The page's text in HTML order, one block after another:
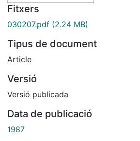
Fitxers
030207.pdf (2.24 MB)
Tipus de document
Article
Versió
Versió publicada
Data de publicació
1987